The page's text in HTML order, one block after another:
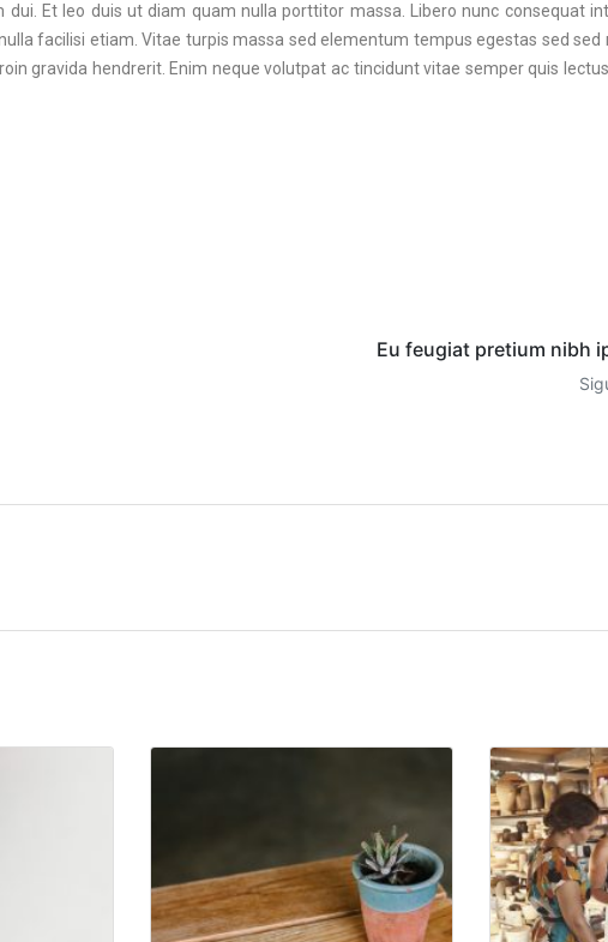
Et leo duis ut diam quam nulla porttitor massa. Libero nunc consequat
facilisi etiam. Vitae turpis massa sed elementum tempus egestas sed sed
gravida hendrerit. Enim neque volutpat ac tincidunt vitae semper quis
Eu feugiat pretium nibh